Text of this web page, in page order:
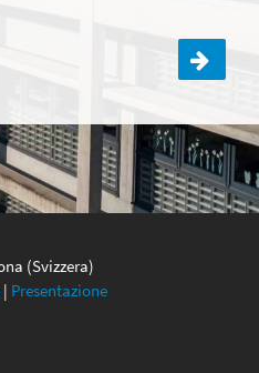
(Svizzera)
| Presentazione